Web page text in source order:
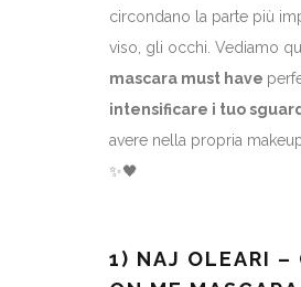
circondano la parte più
viso, gli occhi. Vediamo
mascara must have
intensificare i tuo
avere nella propria
✨🖤
1) NAJ OLEARI –